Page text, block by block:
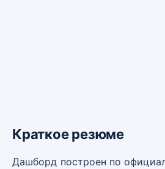
Краткое резюме
Дашборд построен по